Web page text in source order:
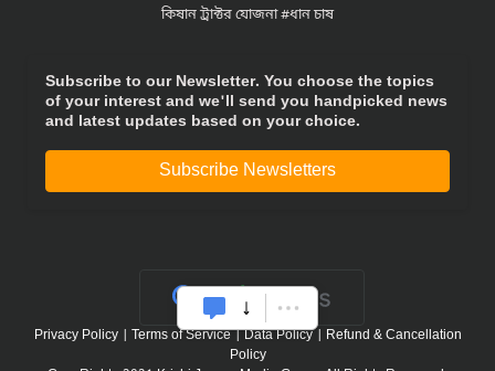
কিষান ট্রাক্টর যোজনা ধান চাষ
Subscribe to our Newsletter. You choose the topics
of your interest and we'll send you handpicked news
and latest updates based on your choice.
Subscribe Newsletters
Privacy Policy| Terms of Service|Data Policy| Refund & Cancellation
Policy